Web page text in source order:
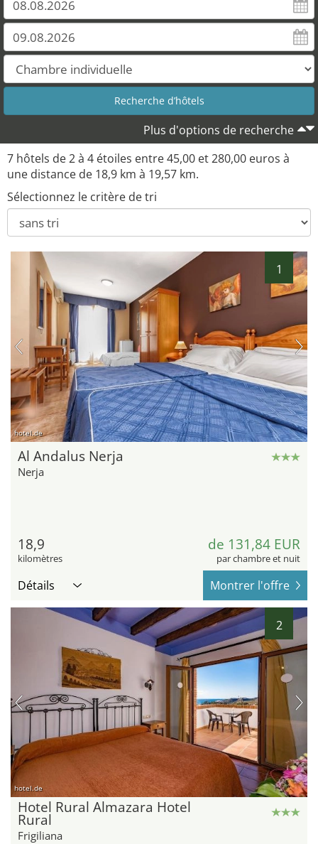
1
2
3 4
6
Plus d'options de recherche
7 hôtels de 2 à 4 étoiles entre 45,00 et 280,00 euros à
une distance de 18,9 km à 19,57 km.
Sélectionnez le critère de tri
1
hotel.de
Al Andalus Nerja
Nerja
18,9
kilomètres
de 131,84 EUR
par chambre et nuit
Détails Montrer l'offre
2
hotel.de
Hotel Rural Almazara Hotel
Rural
Frigiliana